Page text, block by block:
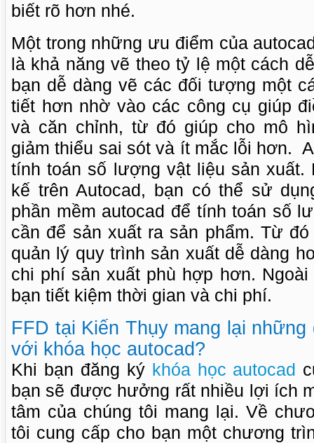
biết rõ hơn nhé.
Một trong những ưu điểm của
là khả năng vẽ theo tỷ lệ một cách
bạn dễ dàng vẽ các đối tượng một
tiết hơn nhờ vào các công cụ giúp
và căn chỉnh, từ đó giúp cho mô
giảm thiểu sai sót và ít mắc lỗi hơn.
tính toán số lượng vật liệu sản xuất.
kế trên Autocad, bạn có thể sử
phần mềm autocad để tính toán số
cần để sản xuất ra sản phẩm. Từ
quản lý quy trình sản xuất dễ dàng
chi phí sản xuất phù hợp hơn.
bạn tiết kiệm thời gian và chi phí.
FFD tại Kiến Thụy mang lại
với khóa học autocad?
Khi bạn đăng ký khóa học autocad
bạn sẽ được hưởng rất nhiều lợi ích
tâm của chúng tôi mang lại. Về
tôi cung cấp cho bạn một chương